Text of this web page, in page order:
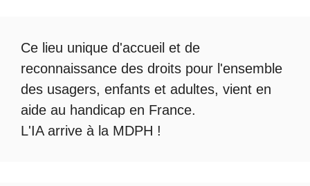
Ce lieu unique d'accueil et de
reconnaissance des droits pour l'ensemble
des usagers, enfants et adultes, vient en
aide au handicap en France.
L'IA arrive à la MDPH !